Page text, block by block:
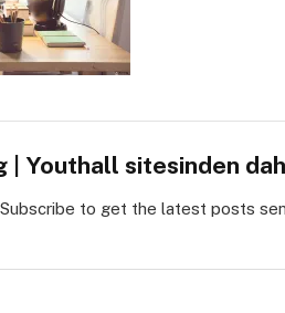
| Youthall sitesinden
Subscribe to get the latest posts